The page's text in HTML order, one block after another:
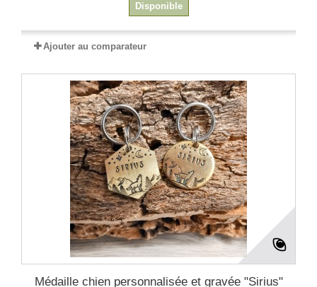
Disponible
Ajouter au comparateur
Médaille chien personnalisée et gravée "Sirius"